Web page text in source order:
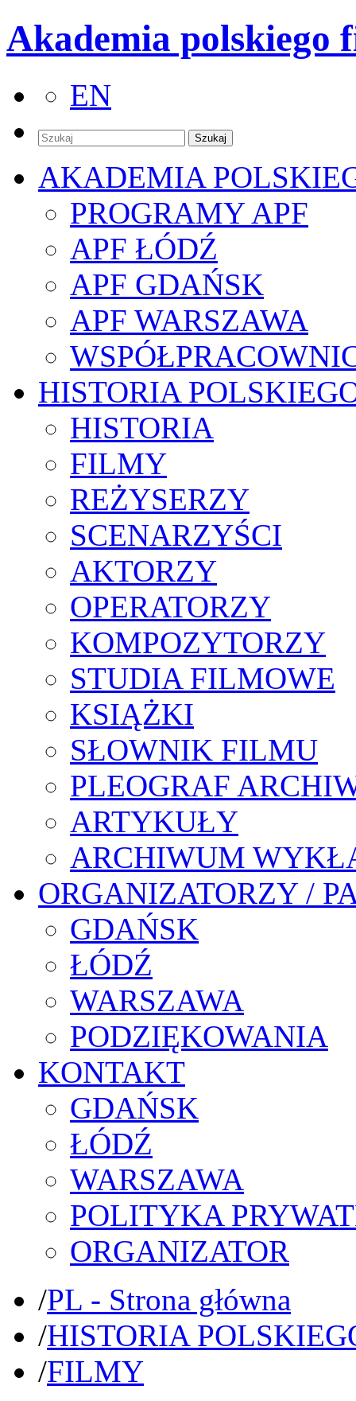
Akademia polskiego
EN
AKADEMIA
PROGRAMY APF
APF ŁÓDŹ
APF GDAŃSK
APF WARSZAWA
HISTORIA
HISTORIA
FILMY
REŻYSERZY
SCENARZYŚCI
AKTORZY
OPERATORZY
KOMPOZYTORZY
STUDIA FILMOWE
KSIĄŻKI
SŁOWNIK FILMU
PLEOGRAF
ARTYKUŁY
ARCHIWUM
ORGANIZATORZY /
GDAŃSK
ŁÓDŹ
WARSZAWA
PODZIĘKOWANIA
KONTAKT
GDAŃSK
ŁÓDŹ
WARSZAWA
POLITYKA
ORGANIZATOR
/PL - Strona główna
/HISTORIA
/FILMY